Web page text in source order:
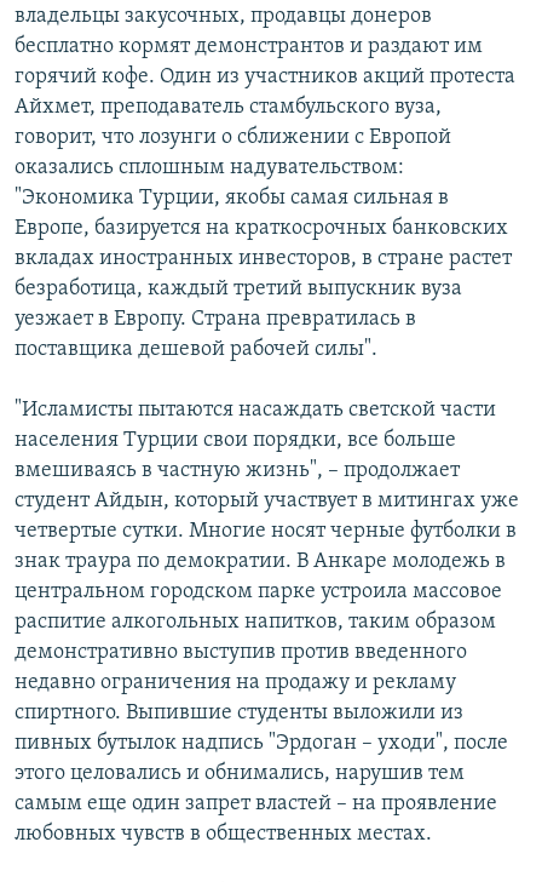
владельцы закусочных, продавцы донеров
бесплатно кормят демонстрантов и раздают им
горячий кофе. Один из участников акций протеста
Айхмет, преподаватель стамбульского вуза,
говорит, что лозунги о сближении с Европой
оказались сплошным надувательством:
"Экономика Турции, якобы самая сильная в
Европе, базируется на краткосрочных банковских
вкладах иностранных инвесторов, в стране растет
безработица, каждый третий выпускник вуза
уезжает в Европу. Страна превратилась в
поставщика дешевой рабочей силы".
"Исламисты пытаются насаждать светской части
населения Турции свои порядки, все больше
вмешиваясь в частную жизнь", – продолжает
студент Айдын, который участвует в митингах уже
четвертые сутки. Многие носят черные футболки в
знак траура по демократии. В Анкаре молодежь в
центральном городском парке устроила массовое
распитие алкогольных напитков, таким образом
демонстративно выступив против введенного
недавно ограничения на продажу и рекламу
спиртного. Выпившие студенты выложили из
пивных бутылок надпись "Эрдоган – уходи", после
этого целовались и обнимались, нарушив тем
самым еще один запрет властей – на проявление
любовных чувств в общественных местах.